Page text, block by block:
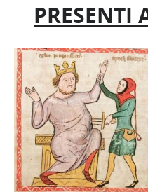
PRESENTI